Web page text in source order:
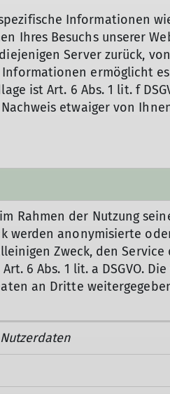
Informationen
Ihres Besuchs unserer
Server zurück,
ermöglicht
ist Art. 6 Abs. 1 lit. f
etwaiger von
Rahmen der Nutzung
werden anonymisierte
Zweck, den
6 Abs. 1 lit. a DSGVO.
an Dritte